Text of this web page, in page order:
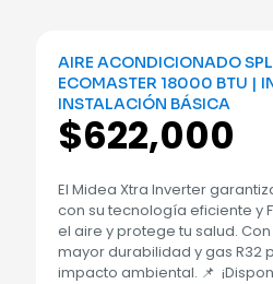
AIRE ACONDICIONADO
ECOMASTER 18000 BTU |
INSTALACIÓN BÁSICA
$622,000
El Midea Xtra Inverter
con su tecnología eficiente y
el aire y protege tu salud.
mayor durabilidad y gas R32
impacto ambiental. 📌